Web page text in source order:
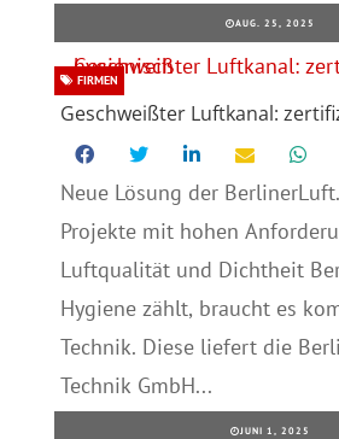
AUG. 25, 2025
Geschweißter Luftkanal:
FIRMEN
Neue Lösung der
Projekte mit hohen
Luftqualität und Dichtheit
Hygiene zählt, braucht es
Technik. Diese liefert die
Technik GmbH...
JUNI 1, 2025